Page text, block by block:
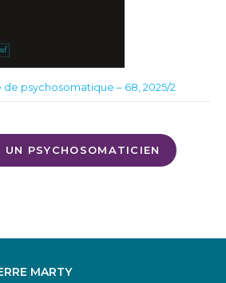
de psychosomatique – 68, 2025/2
UN PSYCHOSOMATICIEN
MARTY